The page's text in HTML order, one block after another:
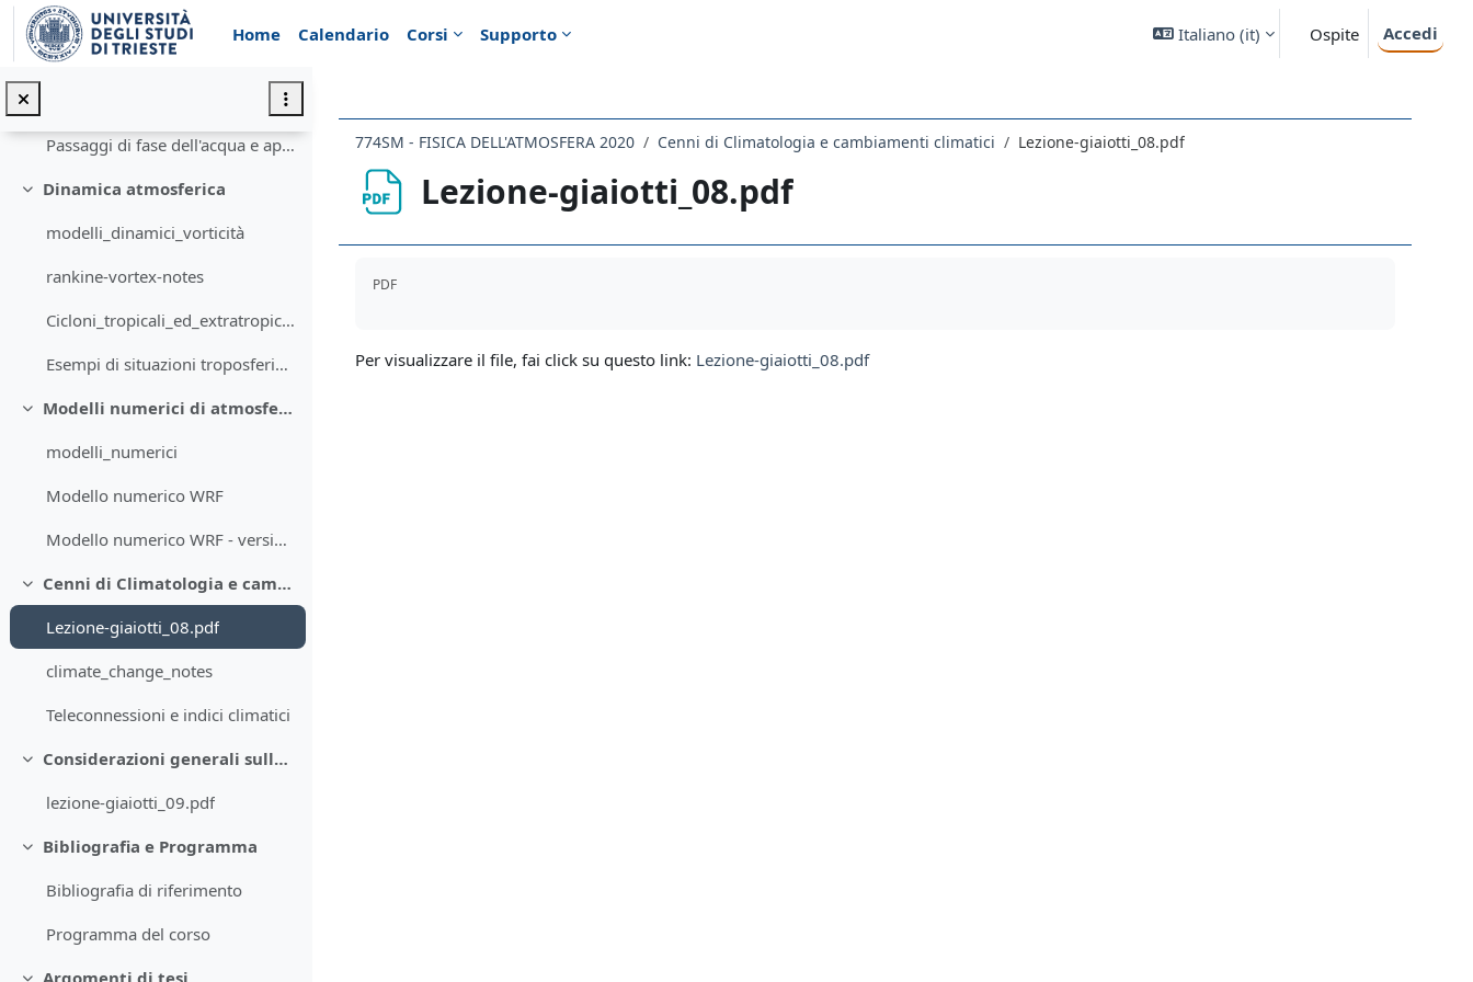
Vai al contenuto principale
Home
Calendario Corsi Supporto Italiano ‎(it)‎ Ospite Accedi
Minimizza
Termodinamica atmosferica
La saturazione del vapore acqueo e la sua dipendenza dalla temperatura
Passaggi di fase dell'acqua e applicazioni ai processi atmosferici
Minimizza
Dinamica atmosferica
modelli_dinamici_vorticità
rankine-vortex-notes
Cicloni_tropicali_ed_extratropicali
Esempi di situazioni troposferiche a scala sinottica
Minimizza
Modelli numerici di atmosfera
modelli_numerici
Modello numerico WRF
Modello numerico WRF - versione globale
Minimizza
Cenni di Climatologia e cambiamenti climatici
Lezione-giaiotti_08.pdf
climate_change_notes
Teleconnessioni e indici climatici
Minimizza
Considerazioni generali sulla predicibilità del sistema atmosfera
lezione-giaiotti_09.pdf
Minimizza
Bibliografia e Programma
Bibliografia di riferimento
Programma del corso
774SM - FISICA DELL'ATMOSFERA 2020 Cenni di Climatologia e cambiamenti climatici Lezione-giaiotti_08.pdf
Lezione-giaiotti_08.pdf
PDF
Per visualizzare il file, fai click su questo link: Lezione-giaiotti_08.pdf